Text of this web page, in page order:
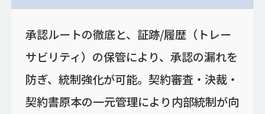
承認ルートの徹底と、証跡/履歴（トレー
サビリティ）の保管により、承認の漏れを
防ぎ、統制強化が可能。契約審査・決裁・
契約書原本の一元管理により内部統制が向